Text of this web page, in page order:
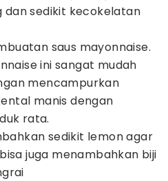
sedikit kecokelatan
saus mayonnaise.
ini sangat mudah
mencampurkan
manis dengan
rata.
sedikit lemon agar
juga menambahkan biji